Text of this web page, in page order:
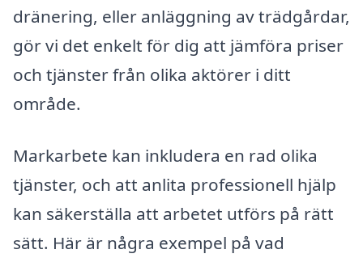
dränering, eller anläggning av trädgårdar,
gör vi det enkelt för dig att jämföra priser
och tjänster från olika aktörer i ditt
område.
Markarbete kan inkludera en rad olika
tjänster, och att anlita professionell hjälp
kan säkerställa att arbetet utförs på rätt
sätt. Här är några exempel på vad